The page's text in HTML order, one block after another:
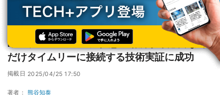
TECH+ 企業IT
ITインフラ
NTT、IOWN APNに任意の場所から必要な時だけタイムリーに接続する技術実
NTT、IOWN APNに任意の場所から必要な時
だけタイムリーに接続する技術実証に成功
掲載日 2025/04/25 17:50
著者： 熊谷知泰